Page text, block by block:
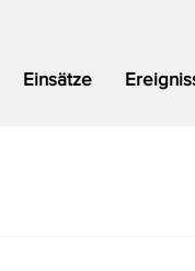
Einsätze